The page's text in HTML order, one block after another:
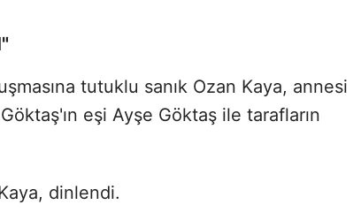
tutuklu sanık Ozan Kaya, annesi
eşi Ayşe Göktaş ile tarafların
dinlendi.